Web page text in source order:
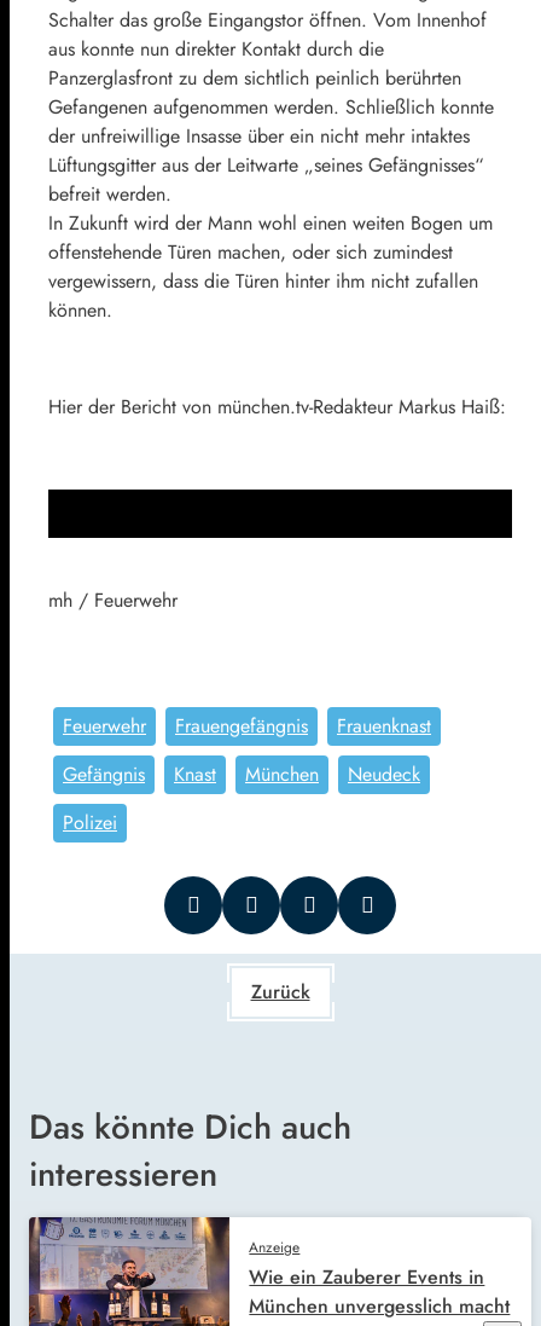
Schalter das große Eingangstor öffnen. Vom Innenhof
aus konnte nun direkter Kontakt durch die
Panzerglasfront zu dem sichtlich peinlich berührten
Gefangenen aufgenommen werden. Schließlich konnte
der unfreiwillige Insasse über ein nicht mehr intaktes
Lüftungsgitter aus der Leitwarte „seines Gefängnisses“
befreit werden.
In Zukunft wird der Mann wohl einen weiten Bogen um
offenstehende Türen machen, oder sich zumindest
vergewissern, dass die Türen hinter ihm nicht zufallen
können.
Hier der Bericht von münchen.tv-Redakteur Markus Haiß:
mh / Feuerwehr
Feuerwehr Frauengefängnis
Frauenknast
Gefängnis
Knast München
Neudeck
Polizei
Zurück
Das könnte Dich auch
interessieren
Anzeige
Wie ein Zauberer Events in
München unvergesslich macht